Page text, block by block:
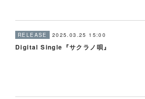
RELEASE 2025.03.25 15:00
Digital Single『サクラノ唄』